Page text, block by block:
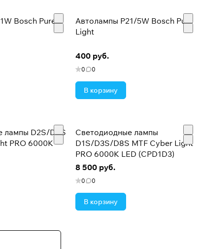
Bosch Pure
Автолампы P21/5W Bosch Pure
Light
400 руб.
0 0
В корзину
лампы D2S/D4S
PRO 6000K
Светодиодные лампы
D1S/D3S/D8S MTF Cyber Light
PRO 6000K LED (CPD1D3)
8 500 руб.
0 0
В корзину